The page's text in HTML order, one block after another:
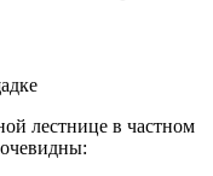
лестнице в частном